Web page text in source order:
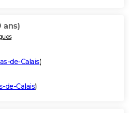
ans)
de-Calais)
de-Calais)